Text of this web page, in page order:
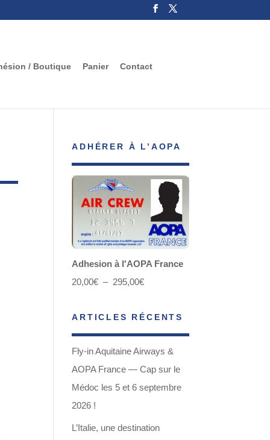
/ Boutique Panier
Contact
ADHÉRER À L’AOPA
Adhesion à l'AOPA France
20,00€ – 295,00€Plage
prix :
20,00€
à
295,00€
ARTICLES RÉCENTS
Fly-in Aquitaine Airways &
AOPA France — Cap sur le
Médoc les 5 et 6 septembre
2026 !
L’Italie, une destination